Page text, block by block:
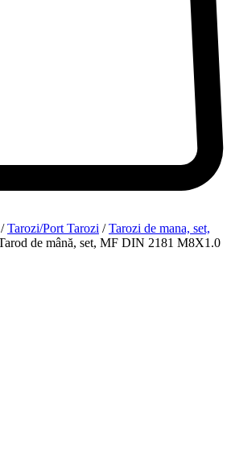
/Tarozi/Port Tarozi /Tarozi de mana, set,
de mână, set, MF DIN 2181 M8X1.0